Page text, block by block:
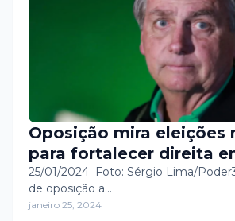
Oposição mira eleições
para fortalecer direita
25/01/2024 Foto: Sérgio Lima/
de oposição a…
janeiro 25, 2024